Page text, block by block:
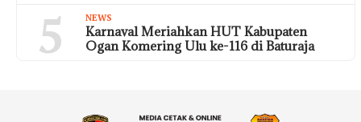
5 NEWS
Karnaval Meriahkan HUT Kabupaten
Ogan Komering Ulu ke-116 di Baturaja